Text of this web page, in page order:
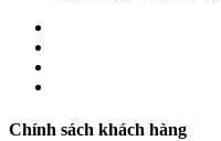
Chính sách khách hàng